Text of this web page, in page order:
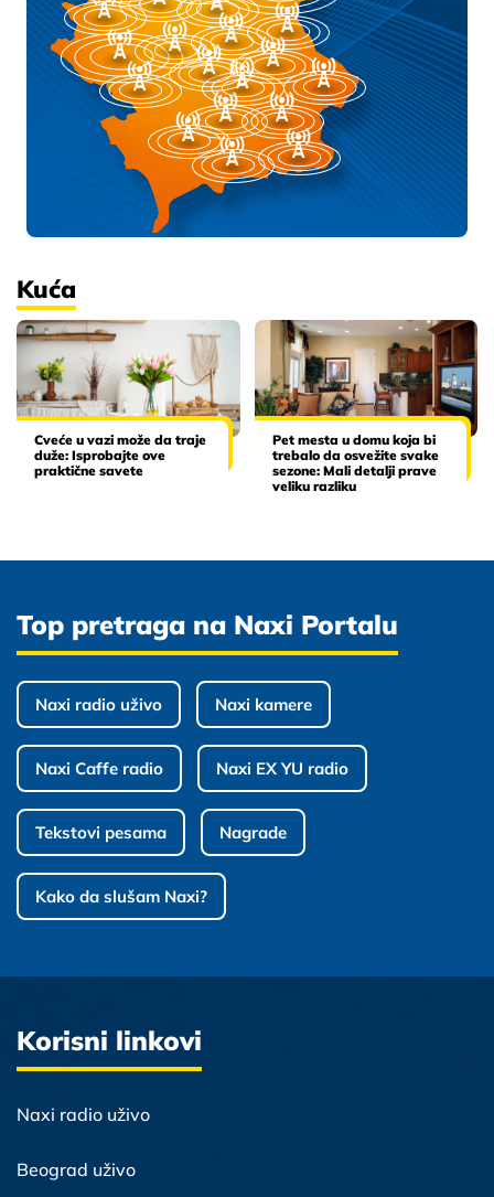
Kuća
Cveće u vazi može da traje
duže: Isprobajte ove
praktične savete
Pet mesta u domu koja bi
trebalo da osvežite svake
sezone: Mali detalji prave
veliku razliku
Top pretraga na Naxi Portalu
Naxi radio uživo Naxi kamere
Naxi Caffe radio Naxi EX YU radio
Tekstovi pesama Nagrade
Kako da slušam Naxi?
Korisni linkovi
Naxi radio uživo
Beograd uživo